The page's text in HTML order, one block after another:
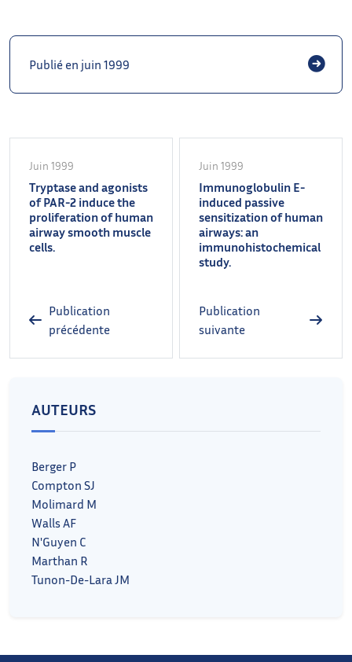
Publié en juin 1999
Juin 1999
Tryptase and agonists
of PAR-2 induce the
proliferation of human
airway smooth muscle
cells.
Publication
précédente
Juin 1999
Immunoglobulin E-
induced passive
sensitization of human
airways: an
immunohistochemical
study.
Publication
suivante
AUTEURS
Berger P
Compton SJ
Molimard M
Walls AF
N'Guyen C
Marthan R
Tunon-De-Lara JM